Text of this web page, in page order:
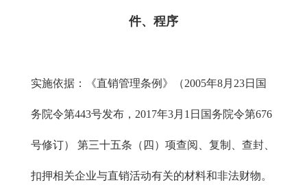
件、程序
实施依据：《直销管理条例》（2005年8月23日国
务院令第443号发布，2017年3月1日国务院令第676
号修订） 第三十五条（四）项查阅、复制、查封、
扣押相关企业与直销活动有关的材料和非法财物。